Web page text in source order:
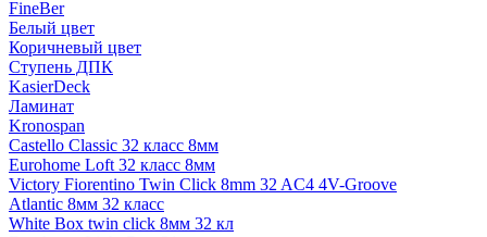
FineBer
Белый цвет
Коричневый цвет
Ступень ДПК
KasierDeck
Ламинат
Kronospan
Castello Classic 32 класс 8мм
Eurohome Loft 32 класс 8мм
Victory Fiorentino Twin Click 8mm 32 AC4 4V-Groove
Atlantic 8мм 32 класс
White Box twin click 8мм 32 кл